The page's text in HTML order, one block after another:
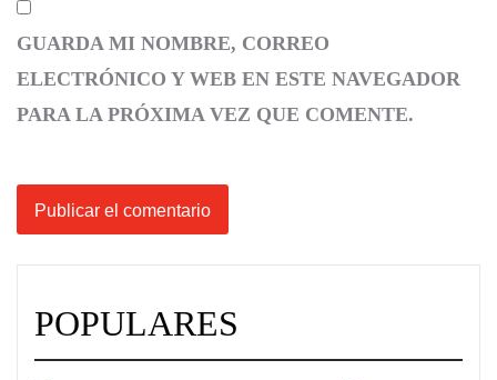
GUARDA MI NOMBRE, CORREO
ELECTRÓNICO Y WEB EN ESTE NAVEGADOR
PARA LA PRÓXIMA VEZ QUE COMENTE.
POPULARES